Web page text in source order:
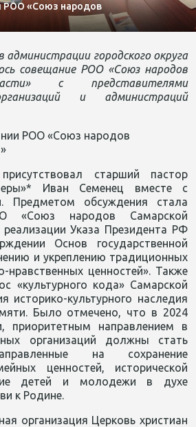
РОО «Союз народов
администрации городского округа
совещание РОО «Союз народов
с представителями
и администраций
старший пастор
Иван Семенец вместе с
Предметом обсуждения стала
«Союз народов Самарской
Указа Президента РФ
Основ государственной
и укреплению традиционных
нравственных ценностей». Также
«культурного кода» Самарской
историко-культурного наследия
Было отмечено, что в 2024
приоритетным направлением в
организаций должны стать
на сохранение
ценностей, исторической
детей и молодежи в духе
к Родине.
организация Церковь христиан